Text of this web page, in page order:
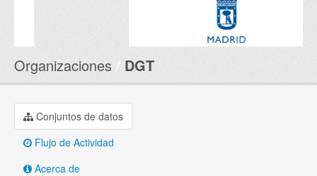
Organizaciones DGT
Conjuntos de datos
Flujo de Actividad
Acerca de